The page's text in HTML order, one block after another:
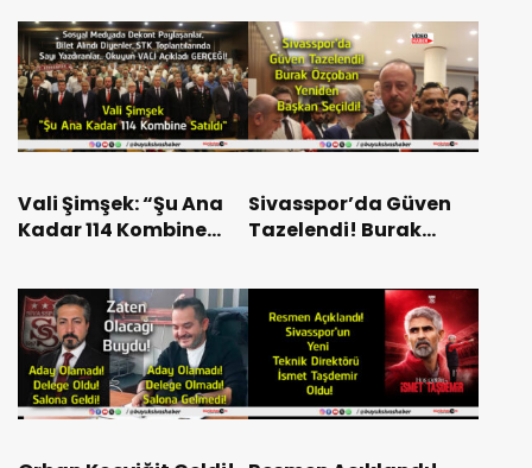
Yönetimine Tebrik
Mesajı!
Forma Alın, Daha
Güçlü Olalım”
Vali Şimşek: “Şu Ana
Kadar 114 Kombine
Sivasspor’da Güven
Tazelendi! Burak
Başkan Seçildi!